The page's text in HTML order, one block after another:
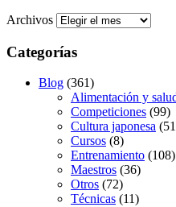
Archivos
Categorías
Blog (361)
Alimentación y
Competiciones (99)
Cultura japonesa
Cursos (8)
Entrenamiento (108)
Maestros (36)
Otros (72)
Técnicas (11)